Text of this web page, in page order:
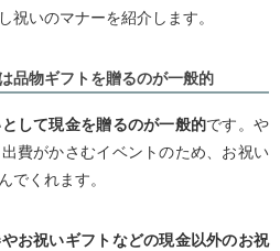
祝いのマナーを紹介します。
品物ギフトを贈るのが一般的
して現金を贈るのが一般的です。や
費がかさむイベントのため、お祝い
でくれます。
お祝いギフトなどの現金以外のお祝